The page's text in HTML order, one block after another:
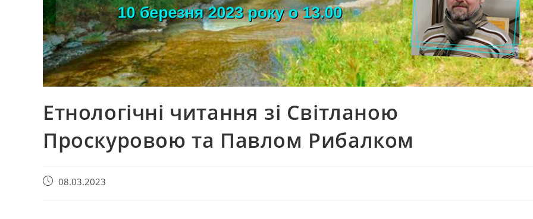
Етнологічні читання зі Світланою
Проскуровою та Павлом Рибалком
08.03.2023